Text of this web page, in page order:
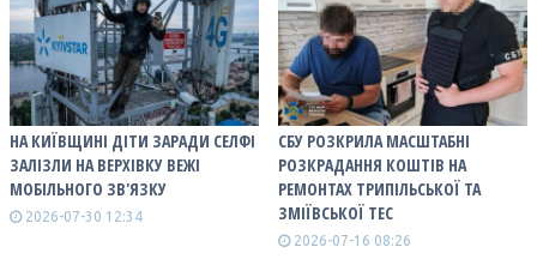
НА КИЇВЩИНІ ДІТИ ЗАРАДИ СЕЛФІ
ЗАЛІЗЛИ НА ВЕРХІВКУ ВЕЖІ
МОБІЛЬНОГО ЗВ'ЯЗКУ
2026-07-30 12:34
СБУ РОЗКРИЛА МАСШТАБНІ
РОЗКРАДАННЯ КОШТІВ НА
РЕМОНТАХ ТРИПІЛЬСЬКОЇ ТА
ЗМІЇВСЬКОЇ ТЕС
2026-07-16 08:26